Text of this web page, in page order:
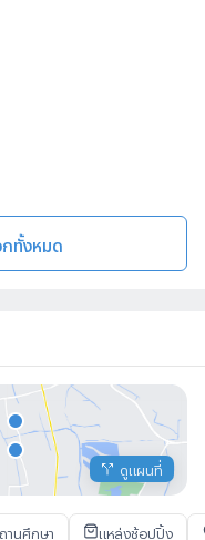
กทั้งหมด
ดูแผนที่
านศึกษา แหล่งช้อปปิ้ง